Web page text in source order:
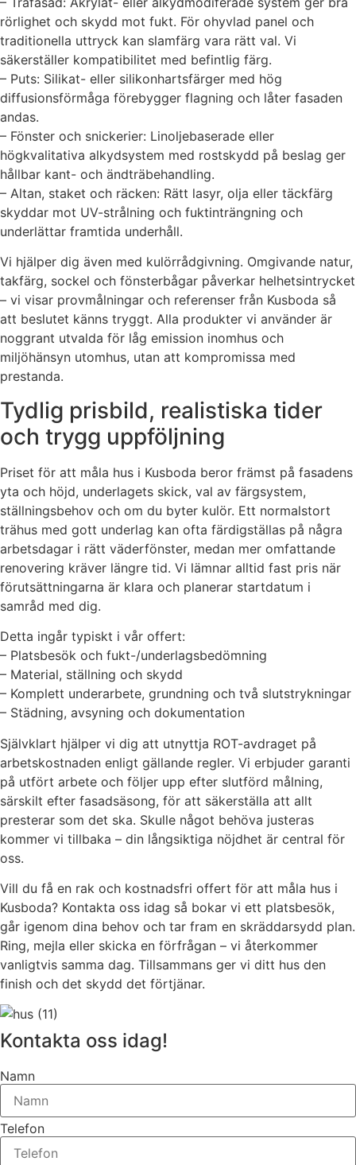
rörlighet och skydd mot fukt. För ohyvlad panel och
traditionella uttryck kan slamfärg vara rätt val. Vi
säkerställer kompatibilitet med befintlig färg.
– Puts: Silikat- eller silikonhartsfärger med hög
diffusionsförmåga förebygger flagning och låter fasaden
andas.
– Fönster och snickerier: Linoljebaserade eller
högkvalitativa alkydsystem med rostskydd på beslag ger
hållbar kant- och ändträbehandling.
– Altan, staket och räcken: Rätt lasyr, olja eller täckfärg
skyddar mot UV-strålning och fuktinträngning och
underlättar framtida underhåll.
Vi hjälper dig även med kulörrådgivning. Omgivande natur,
takfärg, sockel och fönsterbågar påverkar helhetsintrycket
– vi visar provmålningar och referenser från Kusboda så
att beslutet känns tryggt. Alla produkter vi använder är
noggrant utvalda för låg emission inomhus och
miljöhänsyn utomhus, utan att kompromissa med
prestanda.
Tydlig prisbild, realistiska tider
och trygg uppföljning
Priset för att måla hus i Kusboda beror främst på fasadens
yta och höjd, underlagets skick, val av färgsystem,
ställningsbehov och om du byter kulör. Ett normalstort
trähus med gott underlag kan ofta färdigställas på några
arbetsdagar i rätt väderfönster, medan mer omfattande
renovering kräver längre tid. Vi lämnar alltid fast pris när
förutsättningarna är klara och planerar startdatum i
samråd med dig.
Detta ingår typiskt i vår offert:
– Platsbesök och fukt-/underlagsbedömning
– Material, ställning och skydd
– Komplett underarbete, grundning och två slutstrykningar
– Städning, avsyning och dokumentation
Självklart hjälper vi dig att utnyttja ROT-avdraget på
arbetskostnaden enligt gällande regler. Vi erbjuder garanti
på utfört arbete och följer upp efter slutförd målning,
särskilt efter fasadsäsong, för att säkerställa att allt
presterar som det ska. Skulle något behöva justeras
kommer vi tillbaka – din långsiktiga nöjdhet är central för
oss.
Vill du få en rak och kostnadsfri offert för att måla hus i
Kusboda? Kontakta oss idag så bokar vi ett platsbesök,
går igenom dina behov och tar fram en skräddarsydd plan.
Ring, mejla eller skicka en förfrågan – vi återkommer
vanligtvis samma dag. Tillsammans ger vi ditt hus den
finish och det skydd det förtjänar.
Kontakta oss idag!
Namn
Telefon